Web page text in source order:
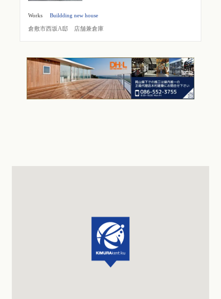
Works Buildding new house
倉敷市西坂A邸 店舗兼倉庫